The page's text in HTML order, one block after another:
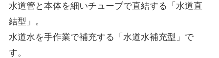
水道管と本体を細いチューブで直結する「水道直
結型」。
水道水を手作業で補充する「水道水補充型」で
す。